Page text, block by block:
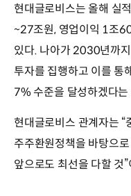
현대글로비스는 올해 실
~27조원, 영업이익 1조
있다. 나아가 2030년까
투자를 집행하고 이를 통
7% 수준을 달성하겠다는
현대글로비스 관계자는
주주환원정책을 바탕으
앞으로도 최선을 다할 것